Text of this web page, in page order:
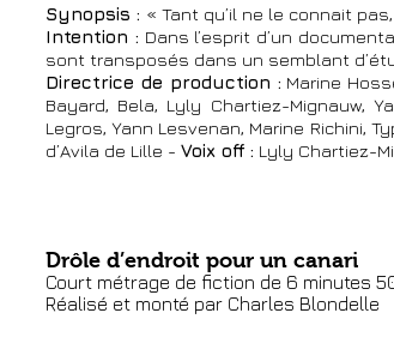
Synopsis : « Tant qu’il ne le connait
Intention : Dans l’esprit d’un
sont transposés dans un semblant
Directrice de production : Marine
Bayard, Bela, Lyly Chartiez-Mignauw,
Legros, Yann Lesvenan, Marine Richini,
d’Avila de Lille - Voix off : Lyly Chartiez-
Drôle d’endroit pour un canari
Court métrage de fiction de 6 minutes
Réalisé et monté par Charles Blondelle